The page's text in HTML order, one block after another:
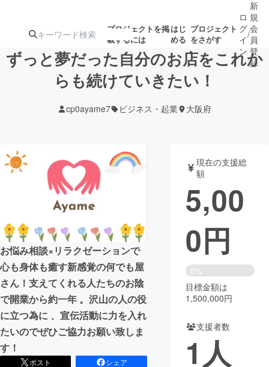
プロジェクトを掲
載するには
はじ
める
プロジェクト
をさがす
ターン
ジェクト
募集終了が近いプ
ロジェクト
アート・写真 音楽
テクノロジー・ガジェット ゲーム・サ
映像・映画 書籍・雑誌
ビジネス・起業 チャレンジ
まちづくり・地域活性化
CAMPFIRE for Social Good
CAMPFIRE Creation
コミュニティ
ロ
グ
イ
ン
/
新
規
会
員
登
録
ずっと夢だった自分のお店をこれか
らも続けていきたい！
cp0ayame7 ビジネス・起業 大阪府
お悩み相談×リラクゼーションで
心も身体も癒す新感覚の何でも屋
さん！支えてくれる人たちのお陰
で開業から約一年 。沢山の人の役
に立つ為に 、宣伝活動に力を入れ
たいのでぜひご協力お願い致しま
す！
ポスト
シェア
現在の支援総
額
5,00
0円
0%
目標金額は
1,500,000円
支援者数
1人